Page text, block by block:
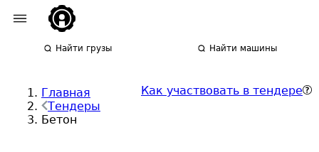
Найти грузы Найти машины
Главная
Тендеры
Бетон
Как участвовать в тендере